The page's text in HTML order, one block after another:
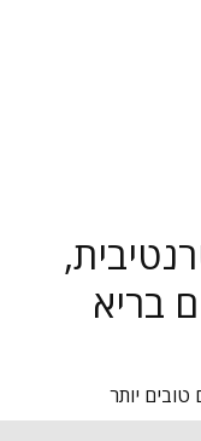
בריא
טובים יותר
בהישג יד